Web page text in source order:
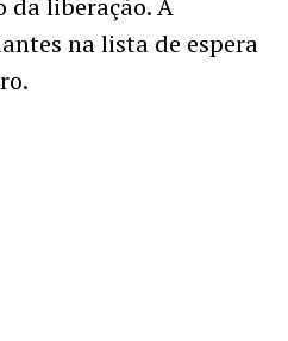
na lista de espera